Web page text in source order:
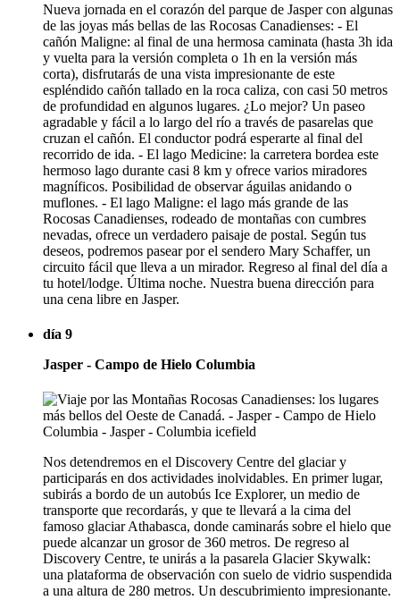
Nueva jornada en el corazón del parque de Jasper con algunas
de las joyas más bellas de las Rocosas Canadienses: - El
cañón Maligne: al final de una hermosa caminata (hasta 3h ida
y vuelta para la versión completa o 1h en la versión más
corta), disfrutarás de una vista impresionante de este
espléndido cañón tallado en la roca caliza, con casi 50 metros
de profundidad en algunos lugares. ¿Lo mejor? Un paseo
agradable y fácil a lo largo del río a través de pasarelas que
cruzan el cañón. El conductor podrá esperarte al final del
recorrido de ida. - El lago Medicine: la carretera bordea este
hermoso lago durante casi 8 km y ofrece varios miradores
magníficos. Posibilidad de observar águilas anidando o
muflones. - El lago Maligne: el lago más grande de las
Rocosas Canadienses, rodeado de montañas con cumbres
nevadas, ofrece un verdadero paisaje de postal. Según tus
deseos, podremos pasear por el sendero Mary Schaffer, un
circuito fácil que lleva a un mirador. Regreso al final del día a
tu hotel/lodge. Última noche. Nuestra buena dirección para
una cena libre en Jasper.
día 9
Jasper - Campo de Hielo Columbia
Nos detendremos en el Discovery Centre del glaciar y
participarás en dos actividades inolvidables. En primer lugar,
subirás a bordo de un autobús Ice Explorer, un medio de
transporte que recordarás, y que te llevará a la cima del
famoso glaciar Athabasca, donde caminarás sobre el hielo que
puede alcanzar un grosor de 360 metros. De regreso al
Discovery Centre, te unirás a la pasarela Glacier Skywalk:
una plataforma de observación con suelo de vidrio suspendida
a una altura de 280 metros. Un descubrimiento impresionante.